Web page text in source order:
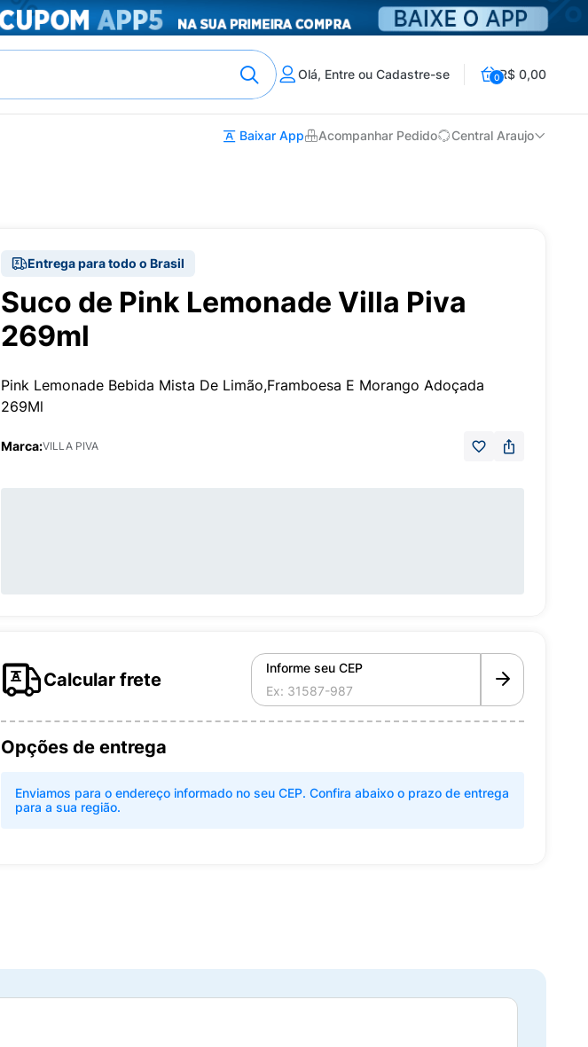
Olá, Entre ou Cadastre-se 0R$ 0,00
Baixar App Acompanhar Pedido Central Araujo
Entrega para todo o Brasil
Suco de Pink Lemonade Villa Piva
269ml
Pink Lemonade Bebida Mista De Limão,Framboesa E Morango Adoçada
269Ml
Marca:VILLA PIVA
Calcular frete
Informe seu CEP
Opções de entrega
Enviamos para o endereço informado no seu CEP. Confira abaixo o prazo de entrega
para a sua região.